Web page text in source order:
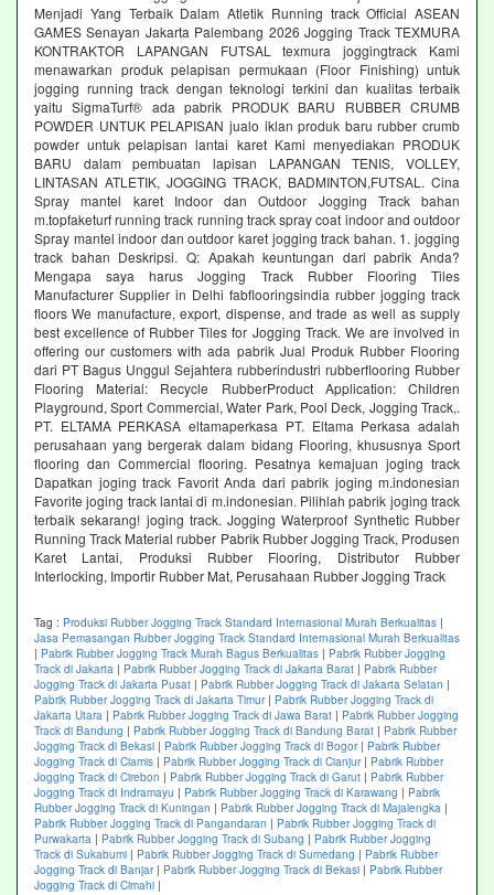
Menjadi Yang Terbaik Dalam Atletik Running track Official ASEAN
GAMES Senayan Jakarta Palembang 2026 Jogging Track TEXMURA
KONTRAKTOR LAPANGAN FUTSAL texmura joggingtrack Kami
menawarkan produk pelapisan permukaan (Floor Finishing) untuk
jogging running track dengan teknologi terkini dan kualitas terbaik
yaitu SigmaTurf® ada pabrik PRODUK BARU RUBBER CRUMB
POWDER UNTUK PELAPISAN jualo iklan produk baru rubber crumb
powder untuk pelapisan lantai karet Kami menyediakan PRODUK
BARU dalam pembuatan lapisan LAPANGAN TENIS, VOLLEY,
LINTASAN ATLETIK, JOGGING TRACK, BADMINTON,FUTSAL. Cina
Spray mantel karet Indoor dan Outdoor Jogging Track bahan
m.topfaketurf running track running track spray coat indoor and outdoor
Spray mantel indoor dan outdoor karet jogging track bahan. 1. jogging
track bahan Deskripsi. Q: Apakah keuntungan dari pabrik Anda?
Mengapa saya harus Jogging Track Rubber Flooring Tiles
Manufacturer Supplier in Delhi fabflooringsindia rubber jogging track
floors We manufacture, export, dispense, and trade as well as supply
best excellence of Rubber Tiles for Jogging Track. We are involved in
offering our customers with ada pabrik Jual Produk Rubber Flooring
dari PT Bagus Unggul Sejahtera rubberindustri rubberflooring Rubber
Flooring Material: Recycle RubberProduct Application: Children
Playground, Sport Commercial, Water Park, Pool Deck, Jogging Track,.
PT. ELTAMA PERKASA eltamaperkasa PT. Eltama Perkasa adalah
perusahaan yang bergerak dalam bidang Flooring, khususnya Sport
flooring dan Commercial flooring. Pesatnya kemajuan joging track
Dapatkan joging track Favorit Anda dari pabrik joging m.indonesian
Favorite joging track lantai di m.indonesian. Pilihlah pabrik joging track
terbaik sekarang! joging track. Jogging Waterproof Synthetic Rubber
Running Track Material rubber Pabrik Rubber Jogging Track, Produsen
Karet Lantai, Produksi Rubber Flooring, Distributor Rubber
Interlocking, Importir Rubber Mat, Perusahaan Rubber Jogging Track
Tag : Produksi Rubber Jogging Track Standard Internasional Murah Berkualitas |
Jasa Pemasangan Rubber Jogging Track Standard Internasional Murah Berkualitas
| Pabrik Rubber Jogging Track Murah Bagus Berkualitas | Pabrik Rubber Jogging
Track di Jakarta | Pabrik Rubber Jogging Track di Jakarta Barat | Pabrik Rubber
Jogging Track di Jakarta Pusat | Pabrik Rubber Jogging Track di Jakarta Selatan |
Pabrik Rubber Jogging Track di Jakarta Timur| Pabrik Rubber Jogging Track di
Jakarta Utara | Pabrik Rubber Jogging Track di Jawa Barat | Pabrik Rubber Jogging
Track di Bandung | Pabrik Rubber Jogging Track di Bandung Barat | Pabrik Rubber
Jogging Track di Bekasi | Pabrik Rubber Jogging Track di Bogor| Pabrik Rubber
Jogging Track di Ciamis | Pabrik Rubber Jogging Track di Cianjur| Pabrik Rubber
Jogging Track di Cirebon | Pabrik Rubber Jogging Track di Garut | Pabrik Rubber
Jogging Track di Indramayu | Pabrik Rubber Jogging Track di Karawang | Pabrik
Rubber Jogging Track di Kuningan | Pabrik Rubber Jogging Track di Majalengka |
Pabrik Rubber Jogging Track di Pangandaran | Pabrik Rubber Jogging Track di
Purwakarta | Pabrik Rubber Jogging Track di Subang | Pabrik Rubber Jogging
Track di Sukabumi | Pabrik Rubber Jogging Track di Sumedang | Pabrik Rubber
Jogging Track di Banjar| Pabrik Rubber Jogging Track di Bekasi | Pabrik Rubber
Jogging Track di Cimahi |